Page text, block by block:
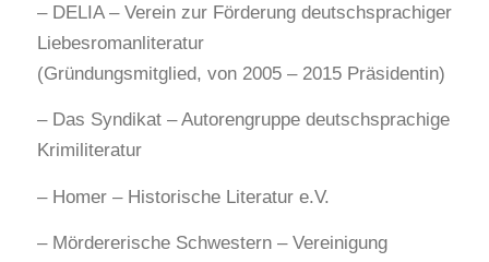
– DELIA – Verein zur Förderung deutschsprachiger
Liebesromanliteratur
(Gründungsmitglied, von 2005 – 2015 Präsidentin)
– Das Syndikat – Autorengruppe deutschsprachige
Krimiliteratur
– Homer – Historische Literatur e.V.
– Mördererische Schwestern – Vereinigung